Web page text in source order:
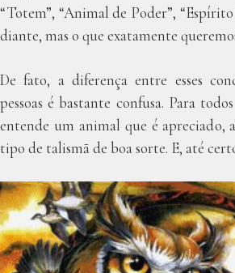
“Totem”, “Animal de Poder”,
diante, mas o que exatamente
De fato, a diferença entre esses
pessoas é bastante confusa. Para
entende um animal que é apreciado,
tipo de talismã de boa sorte. E, até